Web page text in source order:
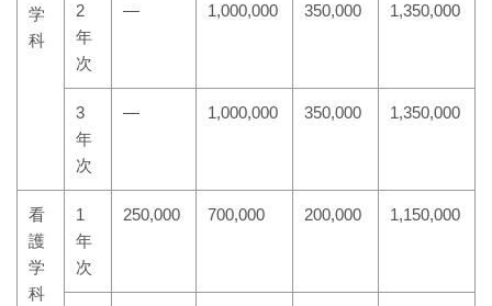
学
科
2
年
次
― 1,000,000 350,000 1,350,000
3
年
次
― 1,000,000 350,000 1,350,000
看
護
学
科
1
年
次
250,000 700,000 200,000 1,150,000